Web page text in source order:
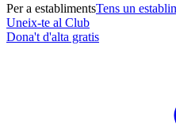
Per a establimentsTens un
Uneix-te al Club
Dona't d'alta gratis